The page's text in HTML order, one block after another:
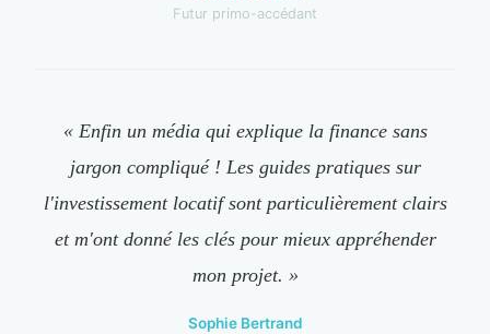
Futur primo-accédant
« Enfin un média qui explique la finance sans
jargon compliqué ! Les guides pratiques sur
l'investissement locatif sont particulièrement clairs
et m'ont donné les clés pour mieux appréhender
mon projet. »
Sophie Bertrand